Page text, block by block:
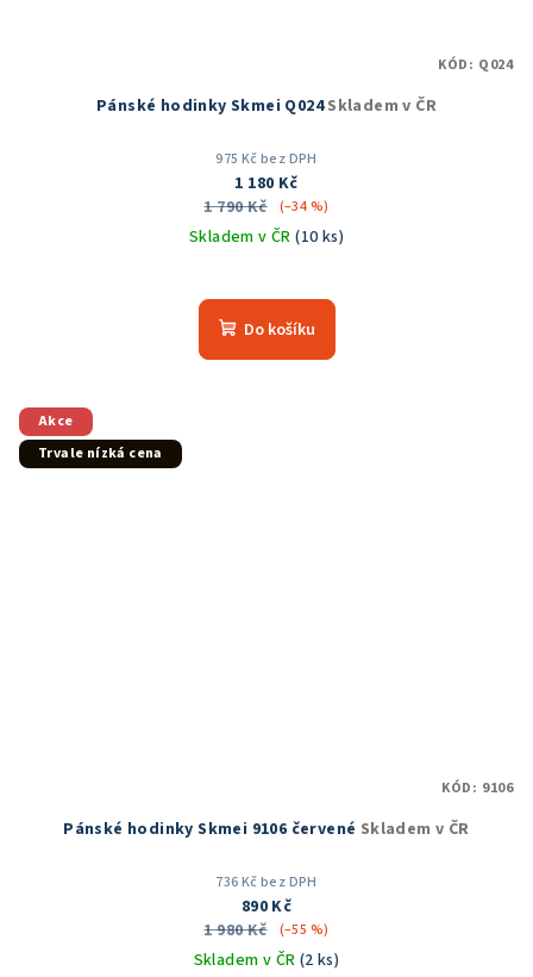
Pánské hodinky Skmei Q024Skladem v ČR
975 Kč bez DPH
1 180 Kč
1 790 Kč
(–34 %)
Skladem v ČR(10 ks)
hodnocení
produktu
Do košíku
KÓD: Q024
Akce
Trvale nízká cena
Pánské hodinky Skmei 9106 červené Skladem v ČR
736 Kč bez DPH
890 Kč
1 980 Kč
(–55 %)
Skladem v ČR (2 ks)
KÓD: 9106